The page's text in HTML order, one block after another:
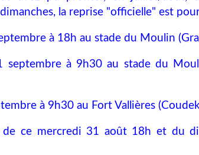
la reprise "officielle" est
à 18h au stade du Moulin
septembre à 9h30 au stade du
à 9h30 au Fort Vallières
de ce mercredi 31 août 18h et du